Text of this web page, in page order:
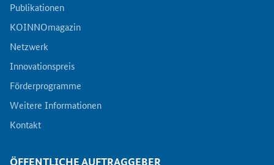
Publikationen
KOINNOmagazin
Netzwerk
Innovationspreis
Förderprogramme
Weitere Informationen
Kontakt
ÖFFENTLICHE AUFTRAGGEBER